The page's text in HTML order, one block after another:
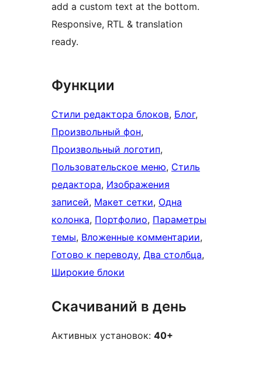
add a custom text at the bottom.
Responsive, RTL & translation
ready.
Функции
Стили редактора блоков, Блог
Произвольный фон
Произвольный логотип
Пользовательское меню, Стиль
редактора, Изображения
записей, Макет сетки, Одна
колонка, Портфолио, Параметры
темы, Вложенные комментарии
Готово к переводу, Два столбца
Широкие блоки
Скачиваний в день
Активных установок: 40+